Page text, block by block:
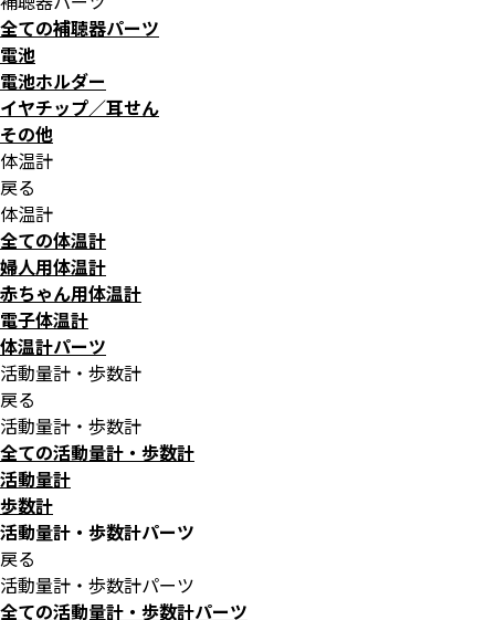
全ての補聴器パーツ
電池
電池ホルダー
イヤチップ／耳せん
その他
体温計
戻る
体温計
全ての体温計
婦人用体温計
赤ちゃん用体温計
電子体温計
体温計パーツ
活動量計・歩数計
戻る
活動量計・歩数計
全ての活動量計・歩数計
活動量計
歩数計
活動量計・歩数計パーツ
戻る
活動量計・歩数計パーツ
全ての活動量計・歩数計パーツ